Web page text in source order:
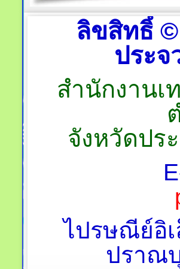
ลิขสิทธิ์
ประ
สำนักงานเ
จังหวัดปร
ไปรษณีย์อิ
ปราณ